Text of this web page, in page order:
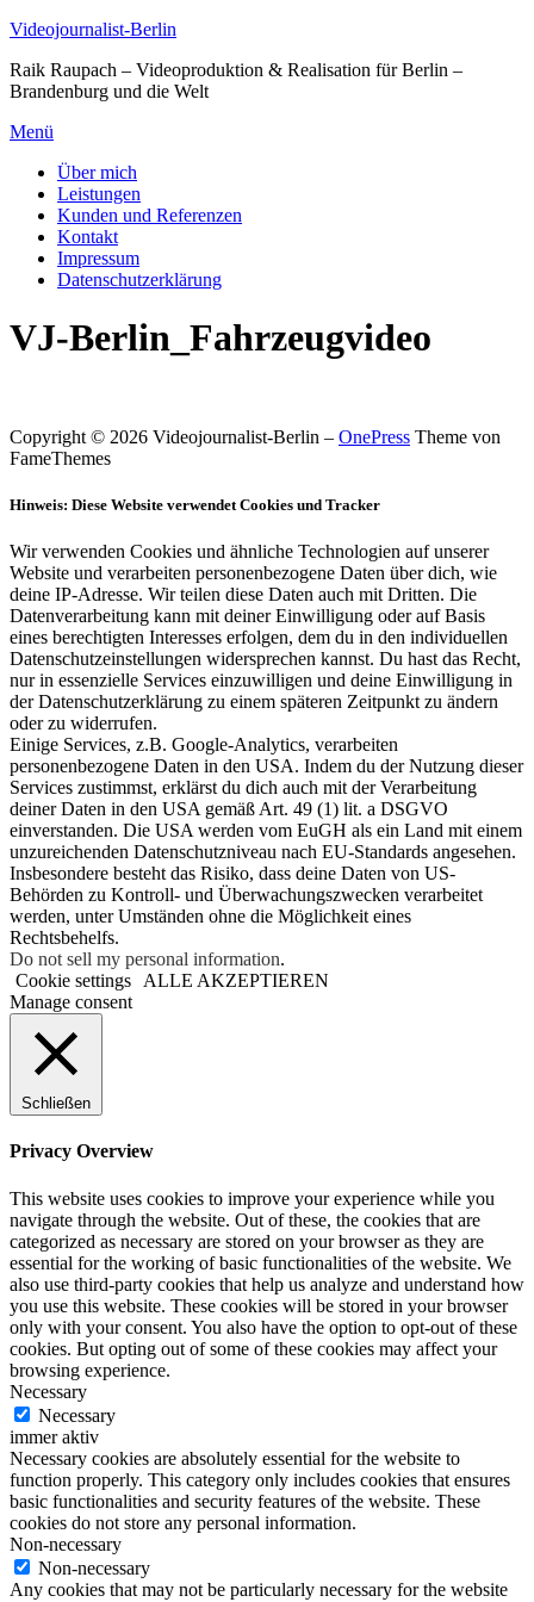
Zum
springen
Videojournalist-Berlin
Raik Raupach – Videoproduktion & Realisation für Berlin –
Brandenburg und die Welt
Menü
Über mich
Leistungen
Kunden und Referenzen
Kontakt
Impressum
Datenschutzerklärung
VJ-Berlin_Fahrzeugvideo
Copyright © 2026 Videojournalist-Berlin – OnePress Theme von
FameThemes
Hinweis: Diese Website verwendet Cookies und Tracker
Wir verwenden Cookies und ähnliche Technologien auf unserer
Website und verarbeiten personenbezogene Daten über dich, wie
deine IP-Adresse. Wir teilen diese Daten auch mit Dritten. Die
Datenverarbeitung kann mit deiner Einwilligung oder auf Basis
eines berechtigten Interesses erfolgen, dem du in den individuellen
Datenschutzeinstellungen widersprechen kannst. Du hast das Recht,
nur in essenzielle Services einzuwilligen und deine Einwilligung in
der Datenschutzerklärung zu einem späteren Zeitpunkt zu ändern
oder zu widerrufen.
Einige Services, z.B. Google-Analytics, verarbeiten
personenbezogene Daten in den USA. Indem du der Nutzung dieser
Services zustimmst, erklärst du dich auch mit der Verarbeitung
deiner Daten in den USA gemäß Art. 49 (1) lit. a DSGVO
einverstanden. Die USA werden vom EuGH als ein Land mit einem
unzureichenden Datenschutzniveau nach EU-Standards angesehen.
Insbesondere besteht das Risiko, dass deine Daten von US-
Behörden zu Kontroll- und Überwachungszwecken verarbeitet
werden, unter Umständen ohne die Möglichkeit eines
Rechtsbehelfs.
Do not sell my personal information.
Cookie settings
ALLE AKZEPTIEREN
Manage consent
Schließen
Privacy Overview
This website uses cookies to improve your experience while you
navigate through the website. Out of these, the cookies that are
categorized as necessary are stored on your browser as they are
essential for the working of basic functionalities of the website. We
also use third-party cookies that help us analyze and understand how
you use this website. These cookies will be stored in your browser
only with your consent. You also have the option to opt-out of these
cookies. But opting out of some of these cookies may affect your
browsing experience.
Necessary
Necessary
immer aktiv
Necessary cookies are absolutely essential for the website to
function properly. This category only includes cookies that ensures
basic functionalities and security features of the website. These
cookies do not store any personal information.
Non-necessary
Non-necessary
Any cookies that may not be particularly necessary for the website